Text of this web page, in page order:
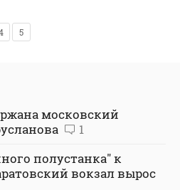
5
московский
1
полустанка" к
вокзал вырос